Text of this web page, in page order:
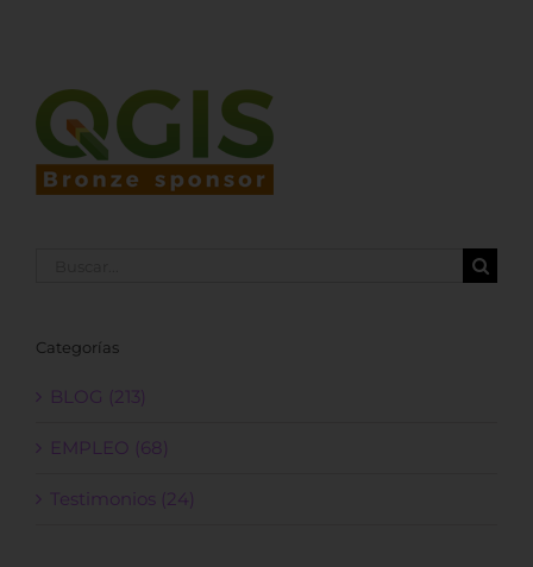
Categorías
BLOG (213)
EMPLEO (68)
Testimonios (24)